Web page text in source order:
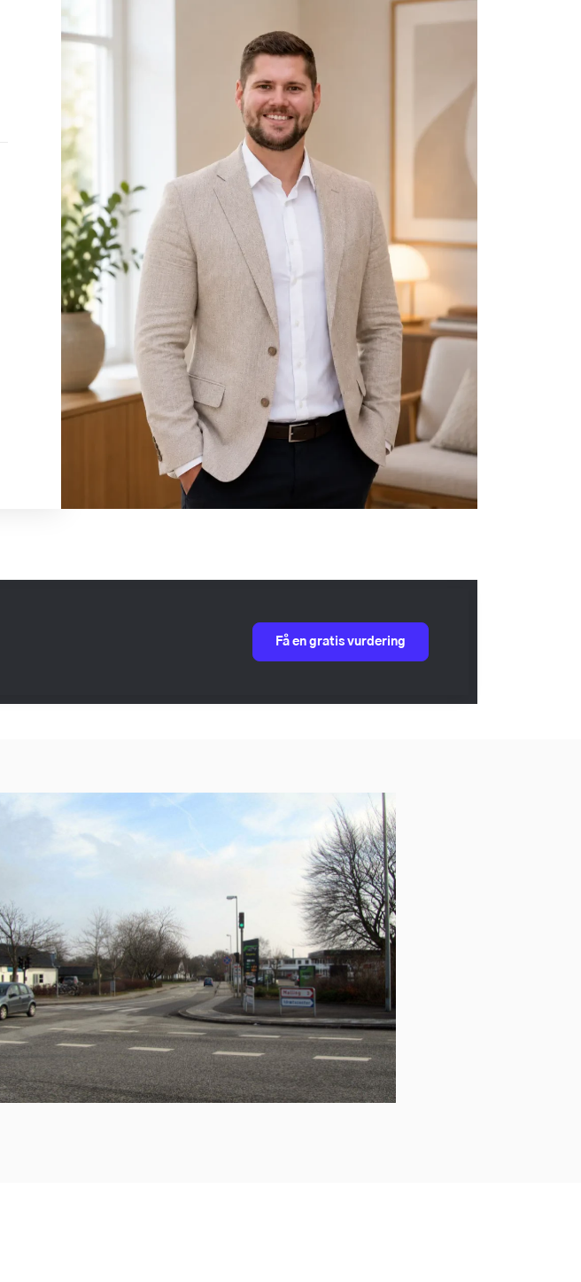
Få en gratis vurdering